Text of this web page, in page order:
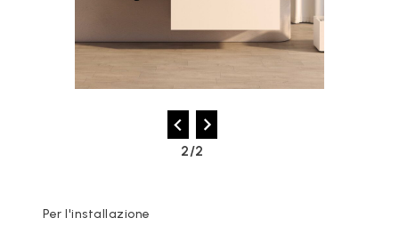
2/2
Per l'installazione